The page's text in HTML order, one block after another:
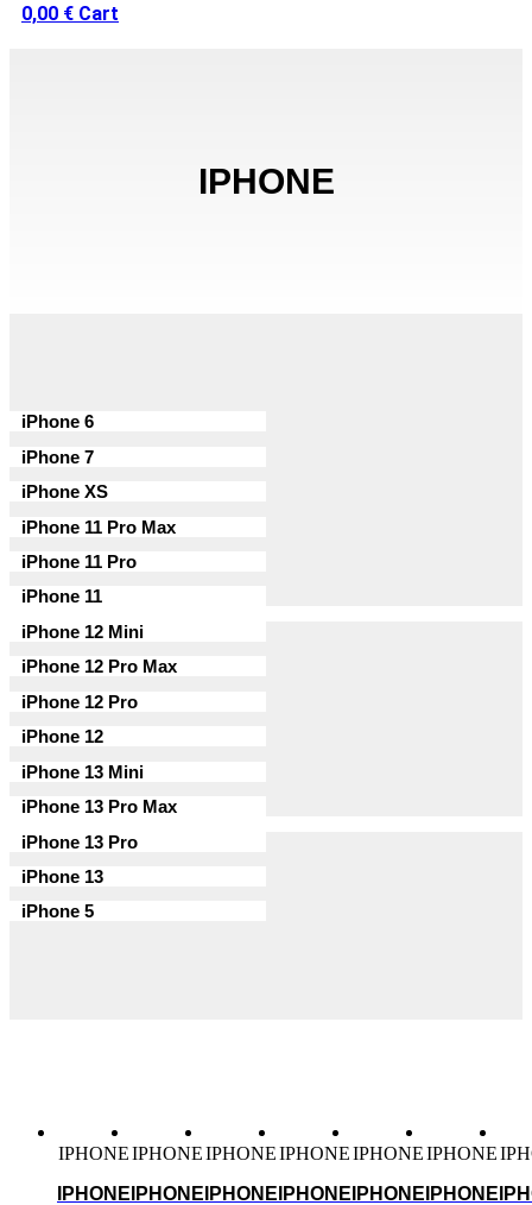
0,00 € Cart
IPHONE
iPhone 6
iPhone 7
iPhone XS
iPhone 11 Pro Max
iPhone 11 Pro
iPhone 11
iPhone 12 Mini
iPhone 12 Pro Max
iPhone 12 Pro
iPhone 12
iPhone 13 Mini
iPhone 13 Pro Max
iPhone 13 Pro
iPhone 13
iPhone 5
IPHONE
IPHONE
IPHONE
IPHONE
IPHONE
IPHONE
IPHONE
IPHONE
IPHONE
IPHONE
IPHONE
IPHONE